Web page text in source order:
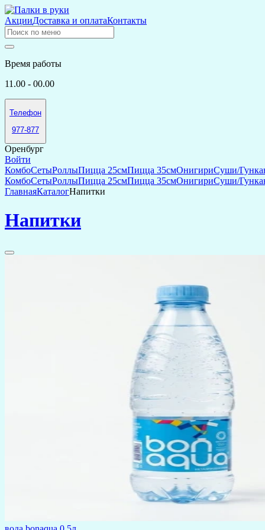
АкцииДоставка и оплатаКонтакты
Время работы
11.00 - 00.00
Телефон
977-877
Оренбург
Войти
КомбоСетыРоллыПицца 25смПицца 35смОнигириСуши/
КомбоСетыРоллыПицца 25смПицца 35смОнигириСуши/
ГлавнаяКаталогНапитки
Напитки